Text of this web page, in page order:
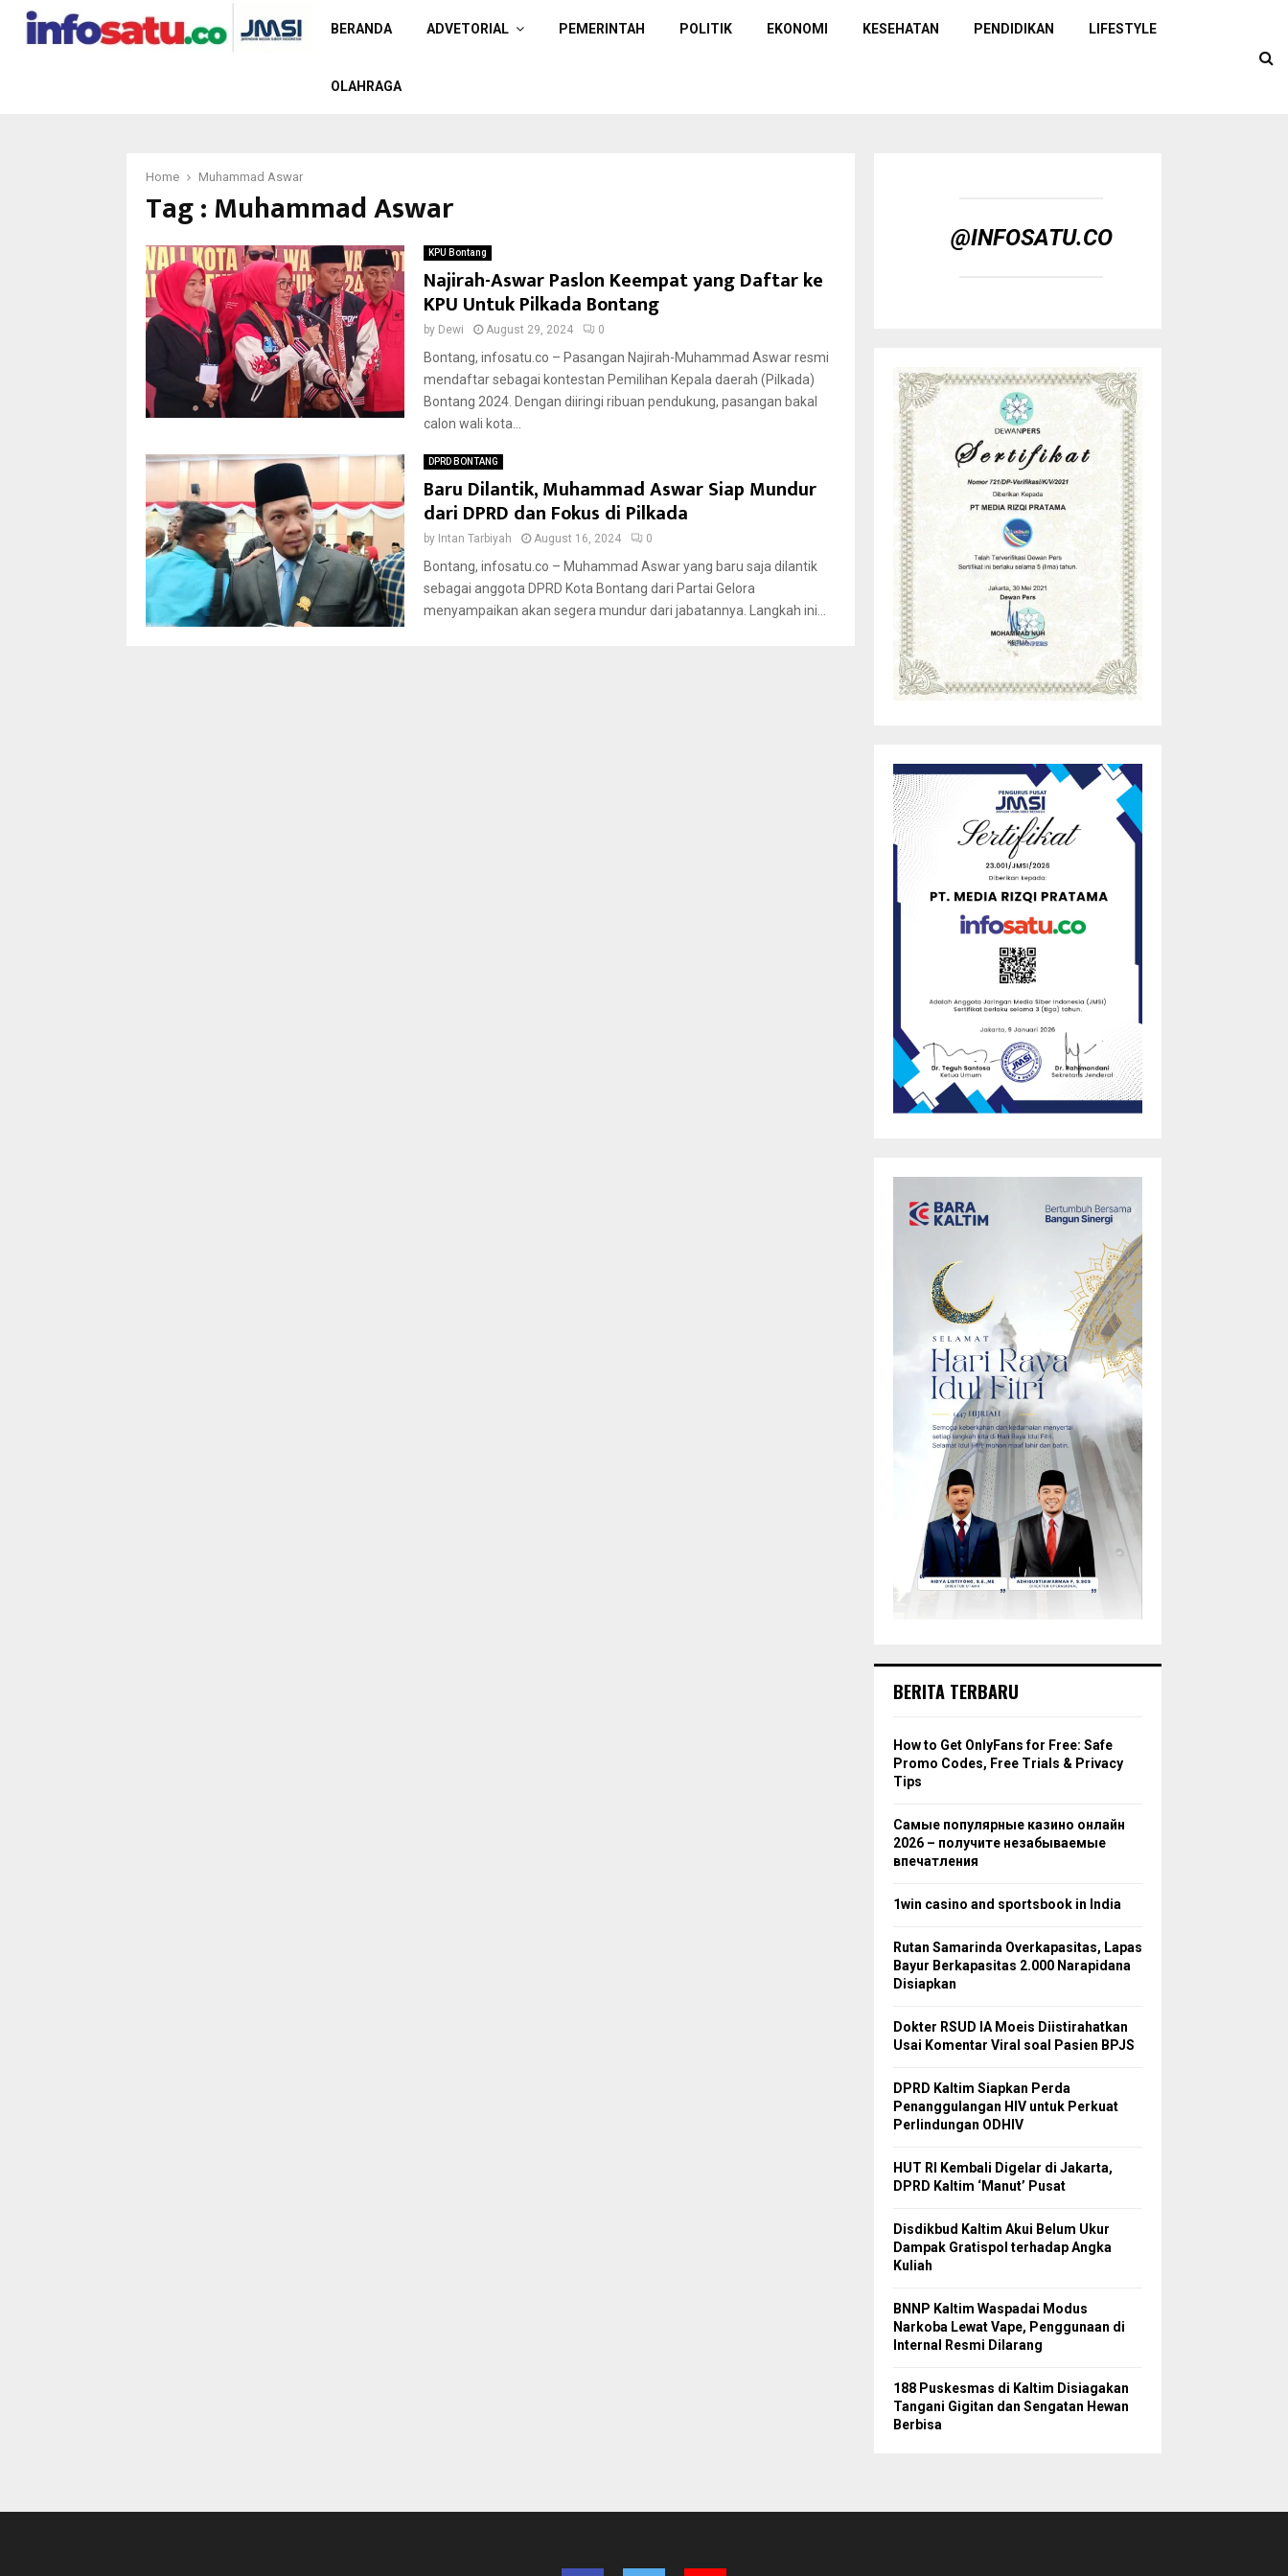
BERANDA ADVETORIAL PEMERINTAH POLITIK EKONOMI KESEHATAN PENDIDIKAN LIFESTYLE
OLAHRAGA
Home Muhammad Aswar
Tag : Muhammad Aswar
KPU Bontang
Najirah-Aswar Paslon Keempat yang Daftar ke
KPU Untuk Pilkada Bontang
by Dewi August 29, 2024 0
Bontang, infosatu.co – Pasangan Najirah-Muhammad Aswar resmi
mendaftar sebagai kontestan Pemilihan Kepala daerah (Pilkada)
Bontang 2024. Dengan diiringi ribuan pendukung, pasangan bakal
calon wali kota...
DPRD BONTANG
Baru Dilantik, Muhammad Aswar Siap Mundur
dari DPRD dan Fokus di Pilkada
by Intan Tarbiyah August 16, 2024 0
Bontang, infosatu.co – Muhammad Aswar yang baru saja dilantik
sebagai anggota DPRD Kota Bontang dari Partai Gelora
menyampaikan akan segera mundur dari jabatannya. Langkah ini...
@INFOSATU.CO
BERITA TERBARU
How to Get OnlyFans for Free: Safe
Promo Codes, Free Trials & Privacy
Tips
Самые популярные казино онлайн
2026 – получите незабываемые
впечатления
1win casino and sportsbook in India
Rutan Samarinda Overkapasitas, Lapas
Bayur Berkapasitas 2.000 Narapidana
Disiapkan
Dokter RSUD IA Moeis Diistirahatkan
Usai Komentar Viral soal Pasien BPJS
DPRD Kaltim Siapkan Perda
Penanggulangan HIV untuk Perkuat
Perlindungan ODHIV
HUT RI Kembali Digelar di Jakarta,
DPRD Kaltim ‘Manut’ Pusat
Disdikbud Kaltim Akui Belum Ukur
Dampak Gratispol terhadap Angka
Kuliah
BNNP Kaltim Waspadai Modus
Narkoba Lewat Vape, Penggunaan di
Internal Resmi Dilarang
188 Puskesmas di Kaltim Disiagakan
Tangani Gigitan dan Sengatan Hewan
Berbisa